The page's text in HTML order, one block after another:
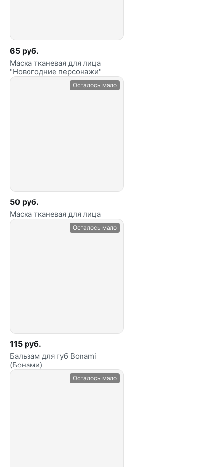
65 руб.
Маска тканевая для лица
"Новогодние персонажи"
Осталось мало
50 руб.
Маска тканевая для лица
Осталось мало
115 руб.
Бальзам для губ Bonami
(Бонами)
Осталось мало